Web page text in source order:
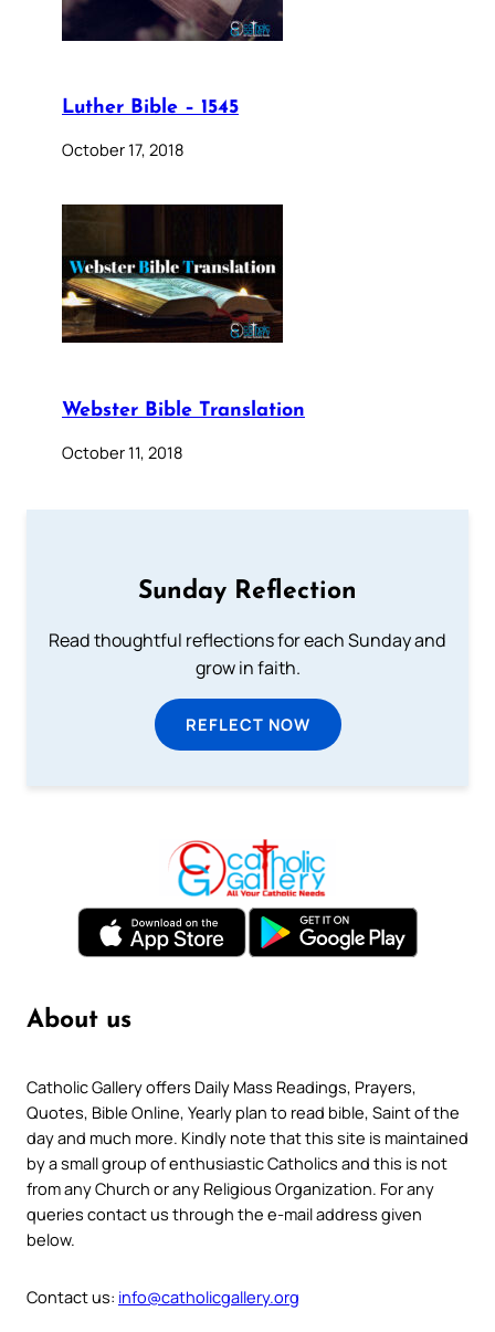
Luther Bible – 1545
October 17, 2018
Webster Bible Translation
October 11, 2018
Sunday Reflection
Read thoughtful reflections for each Sunday and
grow in faith.
REFLECT NOW
About us
Catholic Gallery offers Daily Mass Readings, Prayers,
Quotes, Bible Online, Yearly plan to read bible, Saint of the
day and much more. Kindly note that this site is maintained
by a small group of enthusiastic Catholics and this is not
from any Church or any Religious Organization. For any
queries contact us through the e-mail address given
below.
Contact us: info@catholicgallery.org